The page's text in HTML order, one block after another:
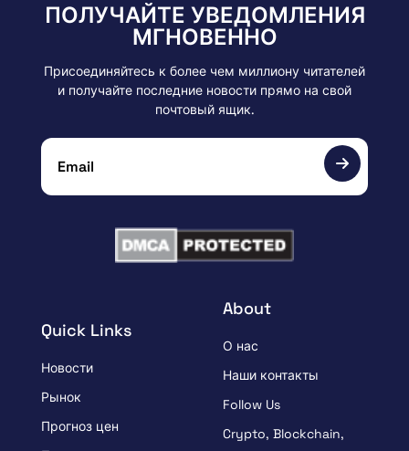
Quick Links
Новости
Рынок
Прогноз цен
About
О нас
Наши контакты
Follow Us
Crypto, Blockchain,
ПОЛУЧАЙТЕ УВЕДОМЛЕНИЯ
МГНОВЕННО
Присоединяйтесь к более чем миллиону читателей
и получайте последние новости прямо на свой
почтовый ящик.